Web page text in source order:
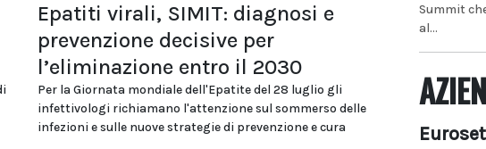
Epatiti virali, SIMIT: diagnosi e
prevenzione decisive per
l’eliminazione entro il 2030
Per la Giornata mondiale dell'Epatite del 28 luglio gli
infettivologi richiamano l'attenzione sul sommerso delle
infezioni e sulle nuove strategie di prevenzione e cura
Summit
al...